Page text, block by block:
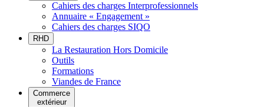
Cahiers des charges Interprofessionnels
Annuaire « Engagement »
Cahiers des charges SIQO
RHD
La Restauration Hors Domicile
Outils
Formations
Viandes de France
Commerce
extérieur